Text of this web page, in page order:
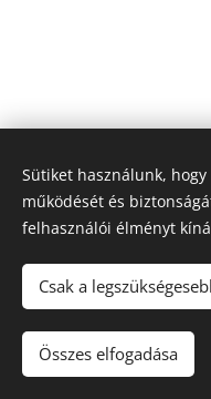
© 2026
Sütiket használunk,
működését és
felhasználói élményt
Csak a
Összes elfogadása